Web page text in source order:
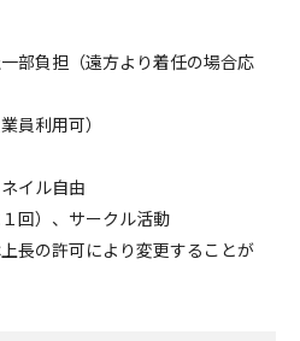
部負担（遠方より着任の場合応
員利用可）
イル自由
回）、サークル活動
長の許可により変更することが